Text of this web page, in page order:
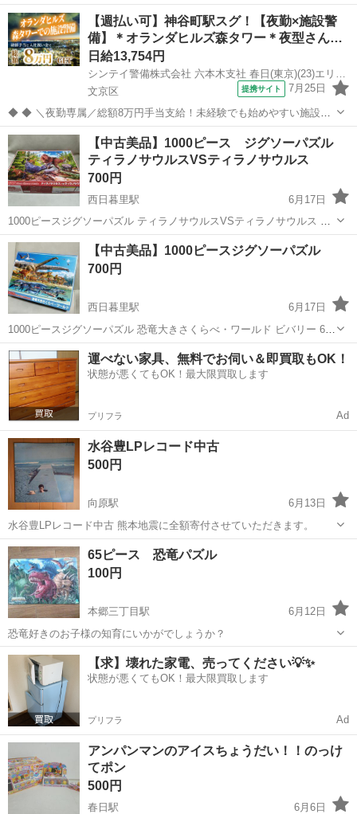
すが、早めにお取引できる方に優先させて頂きます。 お問い合わせの
時、日程３つ程をご提示ください お手数ですが、よろしくお願い致し
ます。
東京 文京区 白山駅 パズル 場所
【週払い可】神谷町駅スグ！【夜勤×施設警
備】＊オランダヒルズ森タワー＊夜型さん…
日給13,754円
文京区
提携サイト 7月25日
◆ ◆ ＼夜勤専属／総額8万円手当支給！未経験でも始めやすい施設警
備のお仕事 お仕事は20時～勤務出来るので Wワークなども両立しなが
ら勤務も！ 月収27万円以上も可能♪ 安定収入で生活も安心です★ ＼未
経験スタートで...
東京 文京区 警備員
【中古美品】1000ピース ジグソーパズル
ティラノサウルスVSティラノサウルス
700円
西日暮里駅
6月17日
1000ピースジグソーパズル ティラノサウルスVSティラノサウルス ビ
バリー 61-431 (49×72cm） 箱の角スレ汚れ等、多少の使用感はござい
ますが、比較的綺麗な状態かと思います。恐竜好きなお子さまにいか
がですか...
東京 文京区 西日暮里駅 パズル ジグソーパズル
【中古美品】1000ピースジグソーパズル
700円
西日暮里駅
6月17日
1000ピースジグソーパズル 恐竜大きさくらべ・ワールド ビバリー 61-
431 (49×72cm） 陸上、水中の恐竜の大きさをくらべて学べる! 恐竜の
名前とサイズが記載されているので、ピースをはめるヒントになる
上、恐竜好...
東京 文京区 西日暮里駅 パズル 恐竜
運べない家具、無料でお伺い＆即買取もOK！
状態が悪くてもOK！最大限買取します
プリフラ Ad
水谷豊LPレコード中古
500円
向原駅
6月13日
水谷豊LPレコード中古 熊本地震に全額寄付させていただきます。
東京 文京区 向原駅 パズル
65ピース 恐竜パズル
100円
本郷三丁目駅
6月12日
恐竜好きのお子様の知育にいかがでしょうか？
東京 文京区 本郷三丁目駅 パズル
【求】壊れた家電、売ってください💡✨
状態が悪くてもOK！最大限買取します
プリフラ Ad
アンパンマンのアイスちょうだい！！のっけ
てポン
500円
春日駅 6月6日